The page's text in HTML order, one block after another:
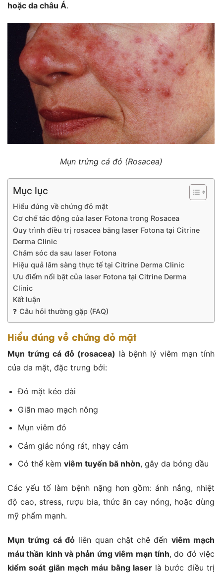
hoặc da châu Á.
Mụn trứng cá đỏ (Rosacea)
Mục lục
Hiểu đúng về chứng đỏ mặt
Cơ chế tác động của laser Fotona trong Rosacea
Quy trình điều trị rosacea bằng laser Fotona tại Citrine
Derma Clinic
Chăm sóc da sau laser Fotona
Hiệu quả lâm sàng thực tế tại Citrine Derma Clinic
Ưu điểm nổi bật của laser Fotona tại Citrine Derma
Clinic
Kết luận
❓ Câu hỏi thường gặp (FAQ)
Hiểu đúng về chứng đỏ mặt
Mụn trứngcá đỏ (rosacea) là bệnh lý viêm mạn tính
của da mặt, đặc trưng bởi:
Đỏ mặt kéo dài
Giãn mao mạch nông
Mụn viêm đỏ
Cảm giác nóng rát, nhạy cảm
Có thể kèm viêm tuyến bã nhờn, gây da bóng dầu
Các yếu tố làm bệnh nặng hơn gồm: ánh nắng, nhiệt
độ cao, stress, rượu bia, thức ăn cay nóng, hoặc dùng
mỹ phẩm mạnh.
Mụn trứng cá đỏliên quan chặt chẽ đến viêm mạch
máu thần kinh và phản ứng viêm mạn tính, do đó việc
kiểm soát giãn mạch máu bằng laserlà bước điều trị